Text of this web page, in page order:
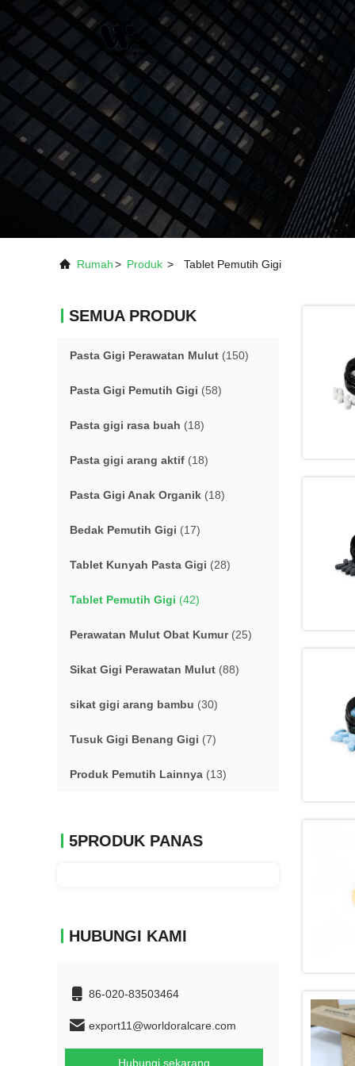
Rumah> Produk > Tablet Pemutih Gigi
SEMUA PRODUK
Pasta Gigi Perawatan Mulut (150)
Pasta Gigi Pemutih Gigi (58)
Pasta gigi rasa buah (18)
Pasta gigi arang aktif (18)
Pasta Gigi Anak Organik (18)
Bedak Pemutih Gigi (17)
Tablet Kunyah Pasta Gigi (28)
Tablet Pemutih Gigi (42)
Perawatan Mulut Obat Kumur(25)
Sikat Gigi Perawatan Mulut (88)
sikat gigi arang bambu (30)
Tusuk Gigi Benang Gigi (7)
Produk Pemutih Lainnya (13)
5PRODUK PANAS
HUBUNGI KAMI
86-020-83503464
export11@worldoralcare.com
Hubungi sekarang